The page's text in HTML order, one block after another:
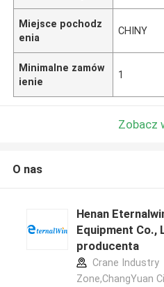
Miejsce pochodz
enia
CHINY
Minimalne zamów
ienie
1
Zobacz
O nas
Henan
Equipment Co.,
producenta
Crane Industry
Zone,ChangYuan